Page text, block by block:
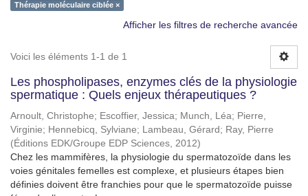
Thérapie moléculaire ciblée ×
Afficher les filtres de recherche avancée
Voici les éléments 1-1 de 1
Les phospholipases, enzymes clés de la physiologie
spermatique : Quels enjeux thérapeutiques ?
Arnoult, Christophe; Escoffier, Jessica; Munch, Léa; Pierre,
Virginie; Hennebicq, Sylviane; Lambeau, Gérard ; Ray, Pierre
(Éditions EDK/Groupe EDP Sciences, 2012)
Chez les mammifères, la physiologie du spermatozoïde dans les
voies génitales femelles est complexe, et plusieurs étapes bien
définies doivent être franchies pour que le spermatozoïde puisse